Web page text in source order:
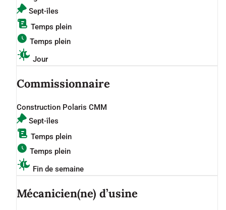
Sept-îles
Temps plein
Temps plein
Jour
Commissionnaire
Construction Polaris CMM
Sept-îles
Temps plein
Temps plein
Fin de semaine
Mécanicien(ne) d’usine